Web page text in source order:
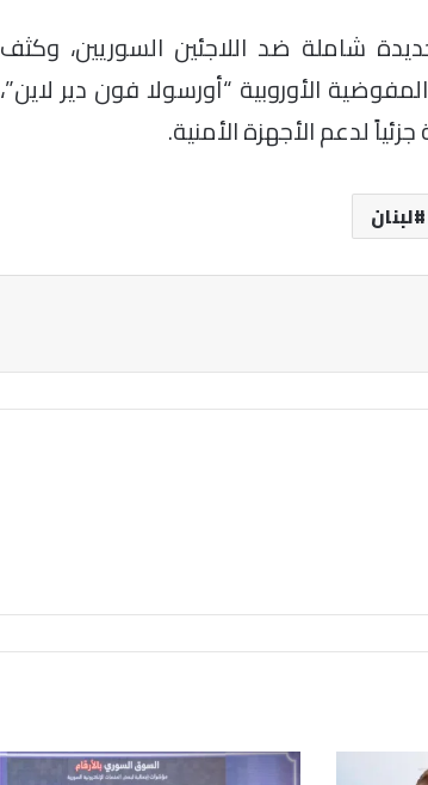
شاملة ضد اللاجئين السوريين، وكثف
الأوروبية “أورسولا فون دير لاين”،
لدعم الأجهزة الأمنية.
لبنان